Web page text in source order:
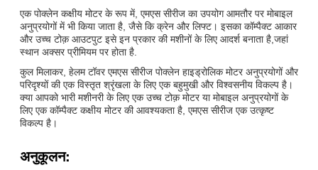
एक पोक्लेन कक्षीय मोटर के रूप में, एमएस सीरीज का उपयोग आमतौर पर मोबाइल
अनुप्रयोगों में भी किया जाता है, जैसे कि क्रेन और लिफ्ट। इसका कॉम्पैक्ट आकार
और उच्च टोक़ आउटपुट इसे इन प्रकार की मशीनों के लिए आदर्श बनाता है,जहां
स्थान अक्सर प्रीमियम पर होता है.
कुल मिलाकर, हेलम टॉवर एमएस सीरीज पोक्लेन हाइड्रोलिक मोटर अनुप्रयोगों और
परिदृश्यों की एक विस्तृत श्रृंखला के लिए एक बहुमुखी और विश्वसनीय विकल्प है।
क्या आपको भारी मशीनरी के लिए एक उच्च टोक़ मोटर या मोबाइल अनुप्रयोगों के
लिए एक कॉम्पैक्ट कक्षीय मोटर की आवश्यकता है, एमएस सीरीज एक उत्कृष्ट
विकल्प है।
अनुकूलन: